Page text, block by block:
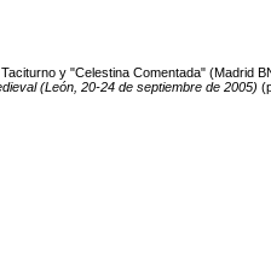
y "Celestina Comentada" (Madrid
(León, 20-24 de septiembre de 2005)